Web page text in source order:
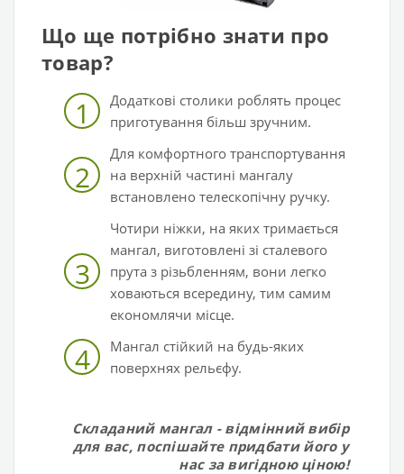
Що ще потрібно знати про
товар?
1
Додаткові столики роблять процес
приготування більш зручним.
2
Для комфортного транспортування
на верхній частині мангалу
встановлено телескопічну ручку.
3
Чотири ніжки, на яких тримається
мангал, виготовлені зі сталевого
прута з різьбленням, вони легко
ховаються всередину, тим самим
економлячи місце.
4
Мангал стійкий на будь-яких
поверхнях рельєфу.
Складаний мангал - відмінний вибір
для вас, поспішайте придбати його у
нас за вигідною ціною!